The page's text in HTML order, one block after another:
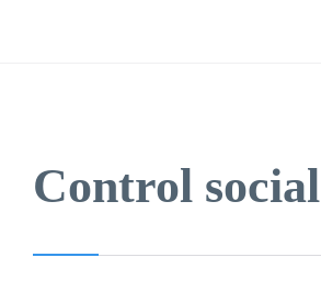
Control social